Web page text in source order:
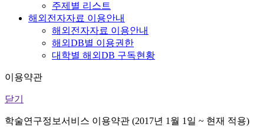
주제별 리스트
해외전자자료 이용안내
해외전자자료 이용안내
해외DB별 이용권한
대학별 해외DB 구독현황
이용약관
닫기
학술연구정보서비스 이용약관 (2017년 1월 1일 ~ 현재 적용)